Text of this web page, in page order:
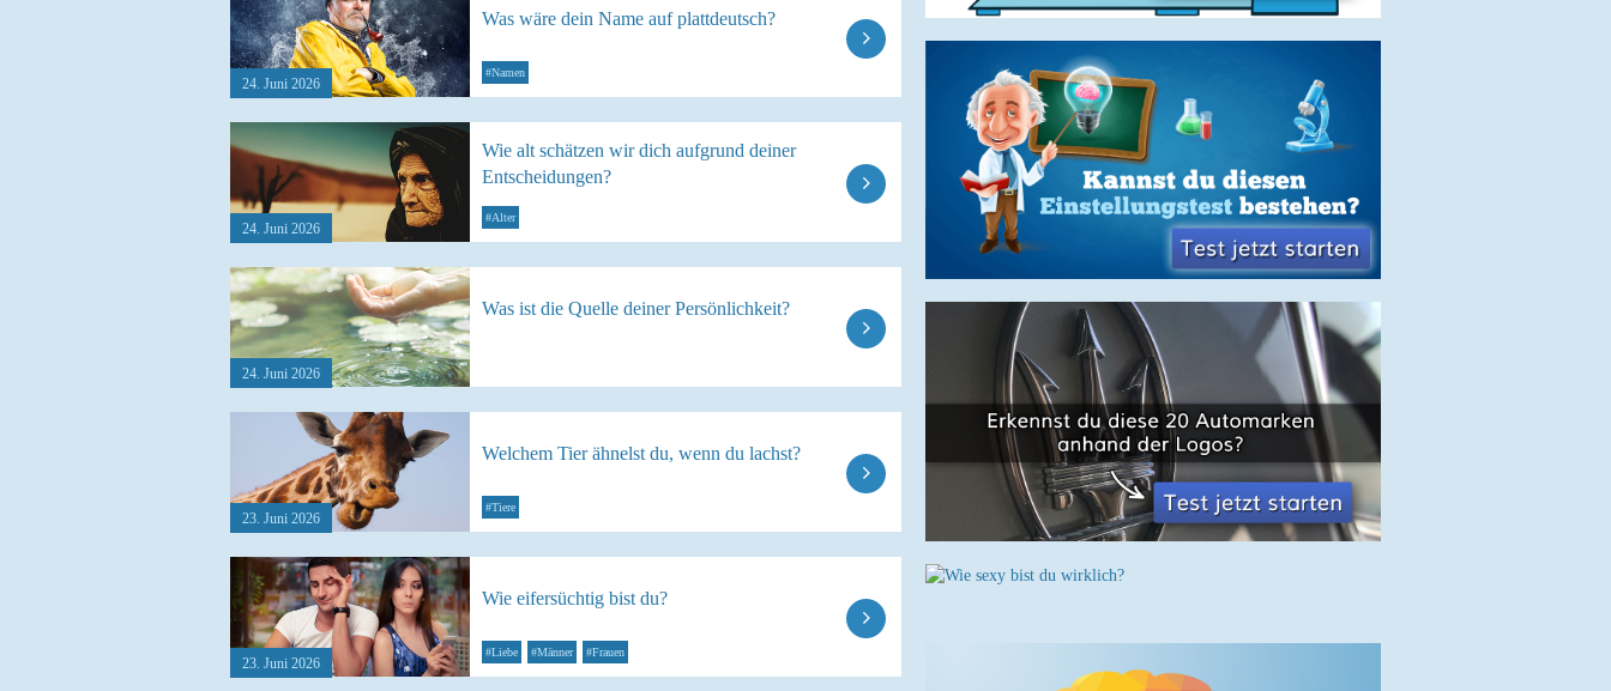
24. Juni 2026
Was wäre dein Name auf plattdeutsch?
#Namen
24. Juni 2026
Wie alt schätzen wir dich aufgrund deiner
Entscheidungen?
#Alter
24. Juni 2026
Was ist die Quelle deiner Persönlichkeit?
23. Juni 2026
Welchem Tier ähnelst du, wenn du lachst?
#Tiere
23. Juni 2026
Wie eifersüchtig bist du?
#Liebe #Männer #Frauen